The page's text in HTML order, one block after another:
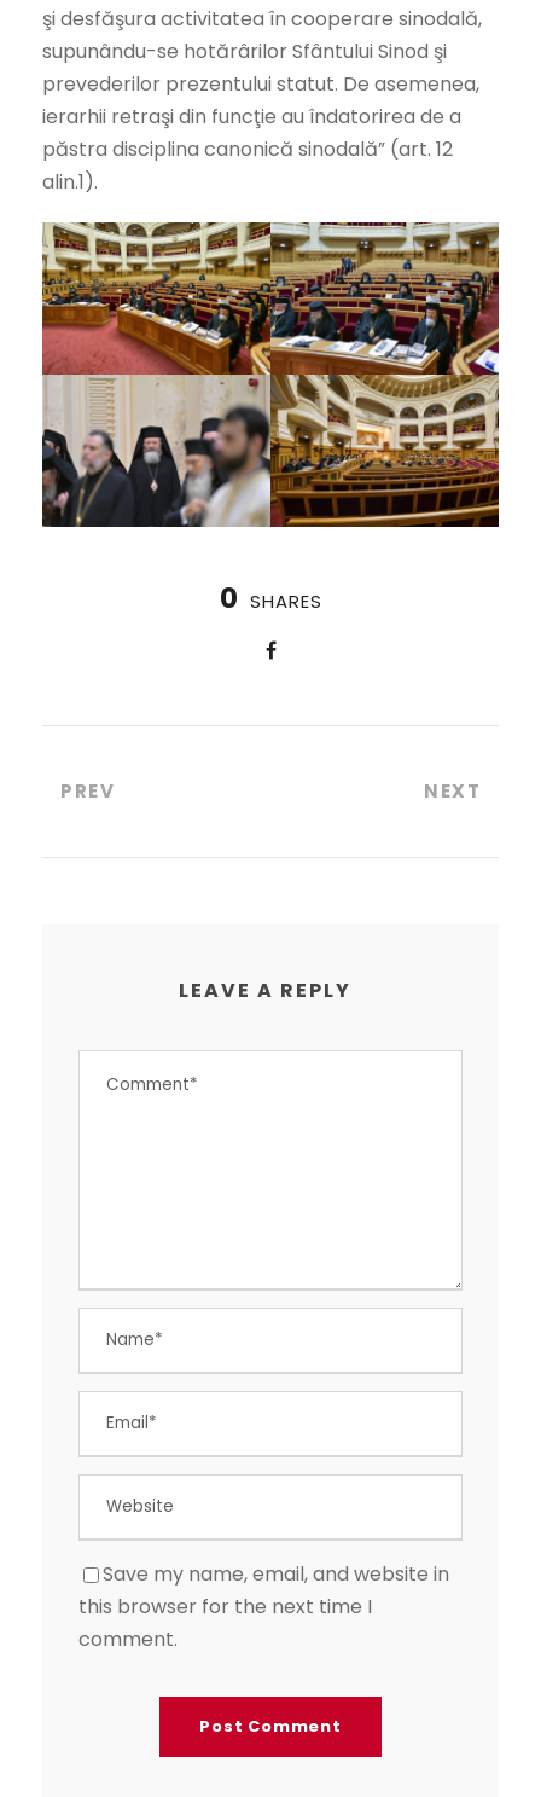
şi desfăşura activitatea în cooperare sinodală,
supunându-se hotărârilor Sfântului Sinod şi
prevederilor prezentului statut. De asemenea,
ierarhii retraşi din funcţie au îndatorirea de a
păstra disciplina canonică sinodală” (art. 12
alin.1).
0 SHARES
PREV NEXT
LEAVE A REPLY
Save my name, email, and website in
this browser for the next time I
comment.